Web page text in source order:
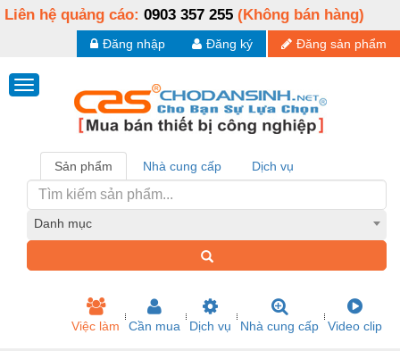
Liên hệ quảng cáo: 0903 357 255 (Không bán hàng)
Đăng sản phẩm
Đăng ký
Đăng nhập
Sản phẩm Nhà cung cấp Dịch vụ
Danh mục
Việc làm Cần mua Dịch vụ Nhà cung cấp Video clip